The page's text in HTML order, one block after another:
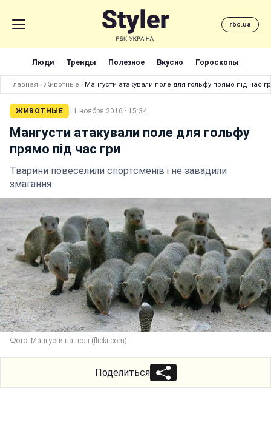
rbc.ua
Люди Тренды Полезное Вкусно Гороскопы
Главная › Животные › Мангусти атакували поле для гольфу прямо під час
ЖИВОТНЫЕ 11 ноября 2016 · 15:34
Мангусти атакували поле для гольфу
прямо під час гри
Тварини повеселили спортсменів і не завадили
змагання
Фото: Мангусти на полі (flickr.com)
Поделиться